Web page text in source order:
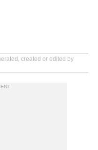
created or edited by